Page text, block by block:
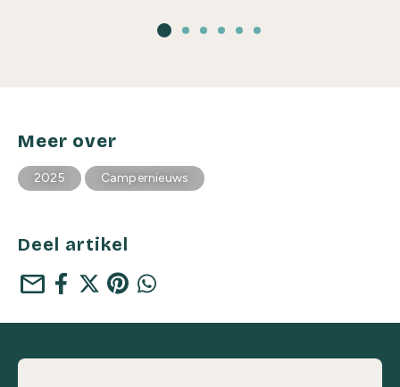
Meer over
2025 Campernieuws
Deel artikel
mail